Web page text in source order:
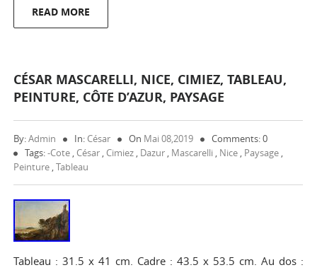
READ MORE
CÉSAR MASCARELLI, NICE, CIMIEZ, TABLEAU,
PEINTURE, CÔTE D’AZUR, PAYSAGE
By:Admin In: César On Mai 08,2019
Comments: 0
Tags:-cote , César , Cimiez , Dazur , Mascarelli , Nice , Paysage ,
Peinture ,Tableau
Tableau : 31.5 x 41 cm. Cadre : 43.5 x 53.5 cm. Au dos :